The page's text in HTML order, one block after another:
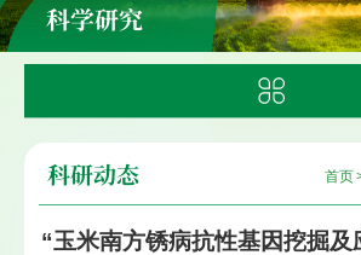
科学研究
首页
科研动态
“玉米南方锈病抗性基因挖掘及